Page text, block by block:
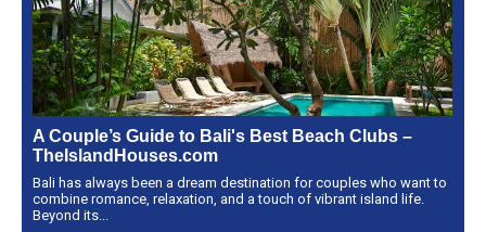
A Couple’s Guide to Bali's Best Beach Clubs –
TheIslandHouses.com
Bali has always been a dream destination for couples who want to
combine romance, relaxation, and a touch of vibrant island life.
Beyond its...